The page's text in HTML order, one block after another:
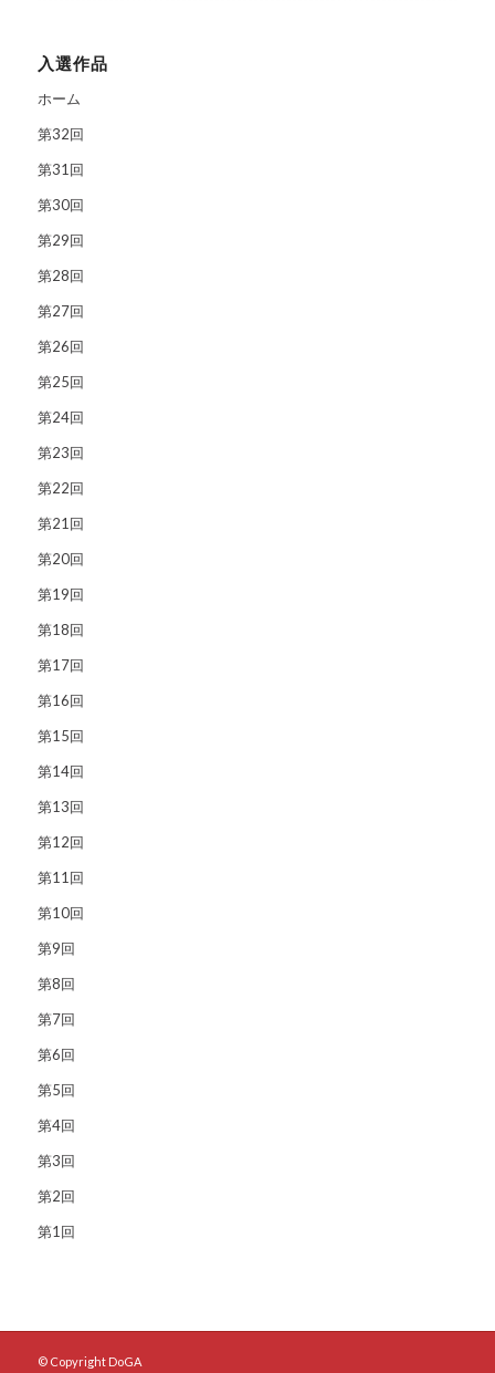
入選作品
ホーム
第32回
第31回
第30回
第29回
第28回
第27回
第26回
第25回
第24回
第23回
第22回
第21回
第20回
第19回
第18回
第17回
第16回
第15回
第14回
第13回
第12回
第11回
第10回
第9回
第8回
第7回
第6回
第5回
第4回
第3回
第2回
第1回
© Copyright DoGA